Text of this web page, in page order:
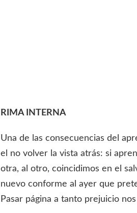
RIMA INTERNA
Una de las consecuencias del
el no volver la vista atrás: si
otra, al otro, coincidimos en el
nuevo conforme al ayer que
Pasar página a tanto prejuicio